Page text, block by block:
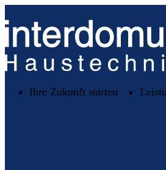
Ihre Zukunft starten